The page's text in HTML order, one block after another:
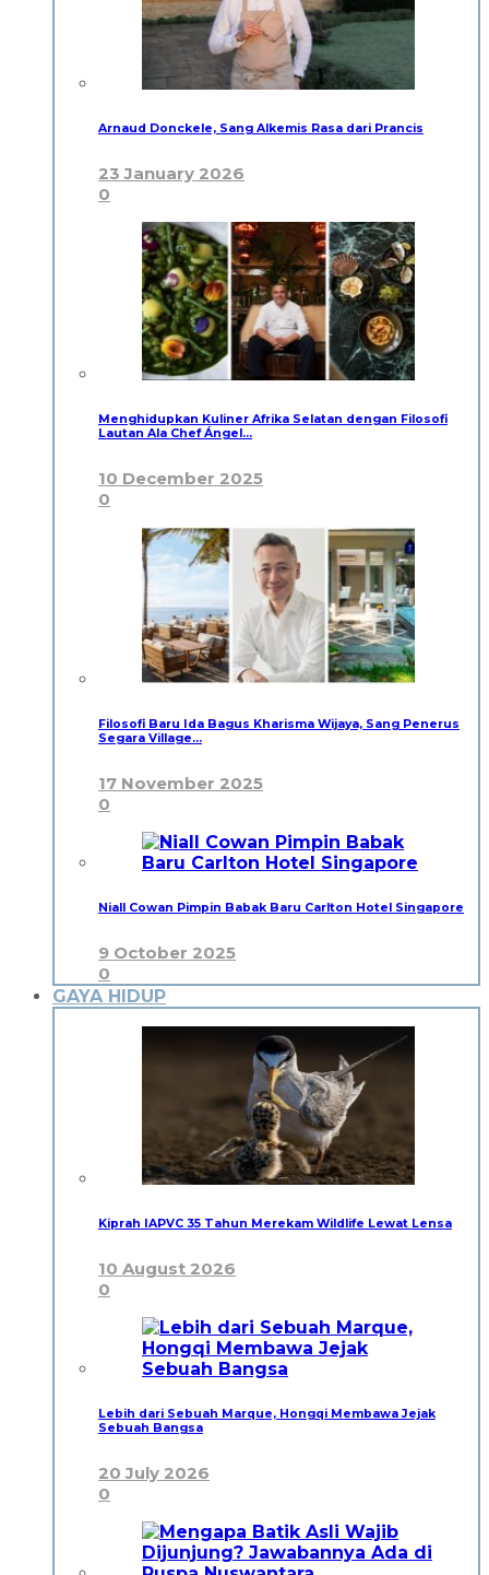
Arnaud Donckele, Sang Alkemis Rasa dari Prancis
23 January 2026
0
Menghidupkan Kuliner Afrika Selatan dengan Filosofi
Lautan Ala Chef Ángel…
10 December 2025
0
Filosofi Baru Ida Bagus Kharisma Wijaya, Sang Penerus
Segara Village…
17 November 2025
0
Niall Cowan Pimpin Babak Baru Carlton Hotel Singapore
9 October 2025
0
GAYA HIDUP
Kiprah IAPVC 35 Tahun Merekam Wildlife Lewat Lensa
10 August 2026
0
Lebih dari Sebuah Marque, Hongqi Membawa Jejak
Sebuah Bangsa
20 July 2026
0